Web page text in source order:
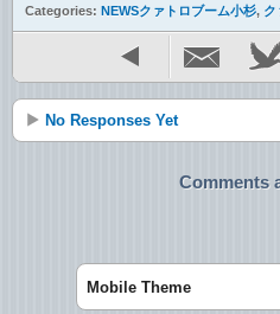
Categories: NEWSクァトロブーム小杉, ク
No Responses Yet
Comments
Mobile Theme